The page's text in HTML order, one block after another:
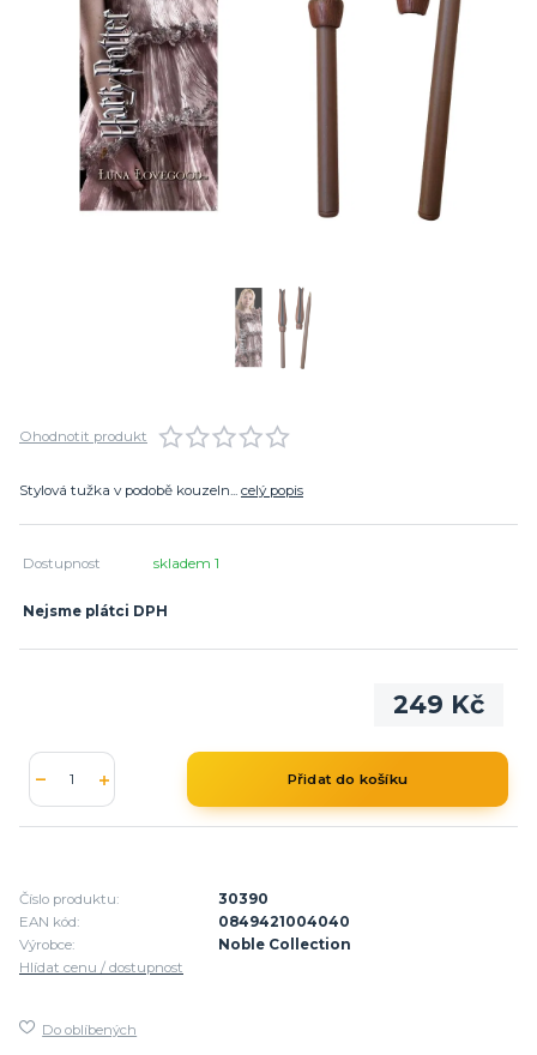
Ohodnotit produkt
Stylová tužka v podobě kouzeln... celý popis
Dostupnost skladem 1
Nejsme plátci DPH
249 Kč
Přidat do košíku
Číslo produktu:
30390
EAN kód:
0849421004040
Výrobce:
Noble Collection
Hlídat cenu / dostupnost
Do oblíbených